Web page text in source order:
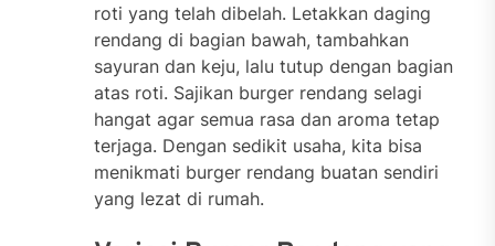
roti yang telah dibelah. Letakkan daging
rendang di bagian bawah, tambahkan
sayuran dan keju, lalu tutup dengan bagian
atas roti. Sajikan burger rendang selagi
hangat agar semua rasa dan aroma tetap
terjaga. Dengan sedikit usaha, kita bisa
menikmati burger rendang buatan sendiri
yang lezat di rumah.